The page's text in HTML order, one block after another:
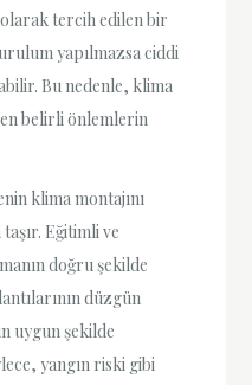
tercih edilen bir
yapılmazsa ciddi
Bu nedenle, klima
belirli önlemlerin
klima montajını
Eğitimli ve
doğru şekilde
düzgün
uygun şekilde
yangın riski gibi